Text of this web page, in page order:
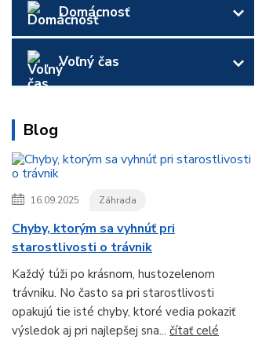
Domácnosť
Voľný čas
Blog
16.09.2025 Záhrada
Chyby, ktorým sa vyhnúť pri
starostlivosti o trávnik
Každý túži po krásnom, hustozelenom
trávniku. No často sa pri starostlivosti
opakujú tie isté chyby, ktoré vedia pokaziť
výsledok aj pri najlepšej sna... čítať celé